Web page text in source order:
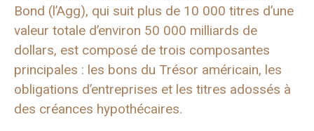
Bond (l’Agg), qui suit plus de 10 000 titres d’une
valeur totale d’environ 50 000 milliards de
dollars, est composé de trois composantes
principales : les bons du Trésor américain, les
obligations d’entreprises et les titres adossés à
des créances hypothécaires.